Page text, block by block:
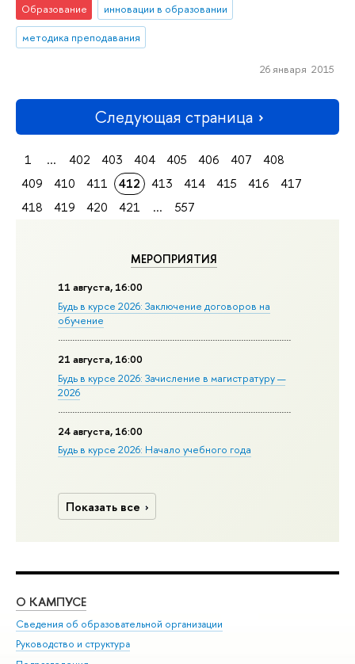
МЕРОПРИЯТИЯ
11 августа, 16:00
Будь в курсе 2026: Заключение договоров на
обучение
21 августа, 16:00
Будь в курсе 2026: Зачисление в магистратуру —
2026
24 августа, 16:00
Будь в курсе 2026: Начало учебного года
Показать все
Образование
инновации в образовании
методика преподавания
26 января 2015
Следующая страница
1 ... 402 403 404 405 406 407
408
409
410 411 412 413 414 415 416
417
418
419 420 421 ... 557
О КАМПУСЕ
Сведения об образовательной организации
Руководство и структура